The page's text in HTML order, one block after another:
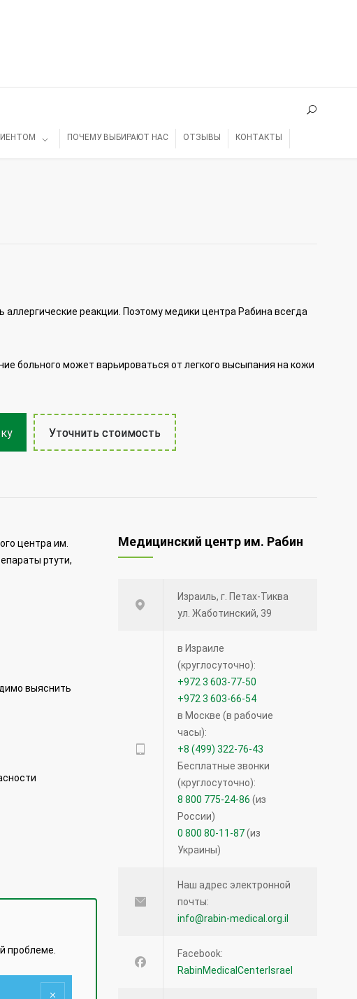
ПОЧЕМУ ВЫБИРАЮТ НАС ОТЗЫВЫ КОНТАКТЫ
реакции. Поэтому медики центра Рабина всегда
больного может варьироваться от легкого высыпания на кожи
Уточнить стоимость
центра им.
ртути,
выяснить
проблеме.
Медицинский центр им. Рабин
Израиль, г. Петах-Тиква
ул. Жаботинский, 39
в Израиле
(круглосуточно):
+972 3 603-77-50
+972 3 603-66-54
в Москве (в рабочие
часы):
+8 (499) 322-76-43
Бесплатные звонки
(круглосуточно):
8 800 775-24-86 (из
России)
0 800 80-11-87(из
Украины)
Наш адрес электронной
почты:
info@rabin-medical.org.il
Facebook:
RabinMedicalCenterIsrael